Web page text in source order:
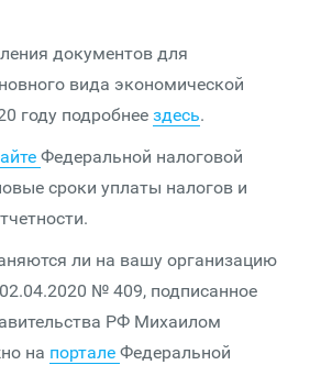
документов для
вида экономической
году подробнее здесь.
Федеральной налоговой
сроки уплаты налогов и
ли на вашу организацию
№ 409, подписанное
РФ Михаилом
на портале Федеральной